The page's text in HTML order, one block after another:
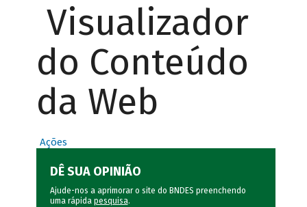
Visualizador
do Conteúdo
da Web
Ações
DÊ SUA OPINIÃO
Ajude-nos a aprimorar o site do BNDES preenchendo
uma rápida pesquisa.